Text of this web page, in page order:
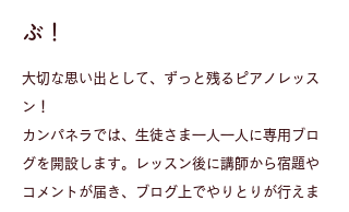
ぶ！
大切な思い出として、ずっと残るピアノレッス
ン！​​
カンパネラでは、生徒さま一人一人に専用ブロ
グを開設します。レッスン後に講師から宿題や
コメントが届き、ブログ上でやりとりが行えま